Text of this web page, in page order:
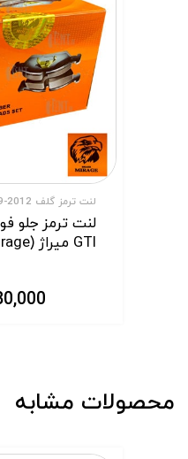
لنت ترمز گلف 2012-2019
لنت ترمز جلو
GTI میراژ (Mirage)
محصولات مشابه